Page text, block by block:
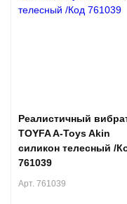
Реалистичный
TOYFA A-Toys Akin
силикон телесный /
761039
Арт. 761039